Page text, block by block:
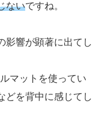
ないですね。
影響が顕著に出てし
マットを使ってい
どを背中に感じてし